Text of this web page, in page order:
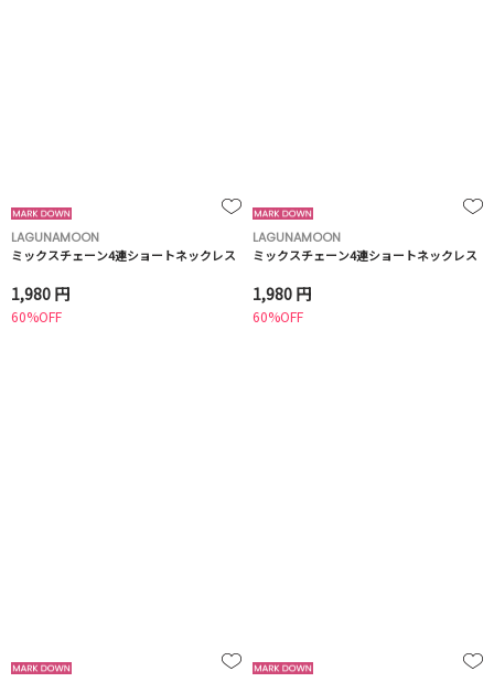
LAGUNAMOON
ミックスチェーン4連ショートネックレス
1,980 円
60%OFF
LAGUNAMOON
ミックスチェーン4連ショートネックレス
1,980 円
60%OFF